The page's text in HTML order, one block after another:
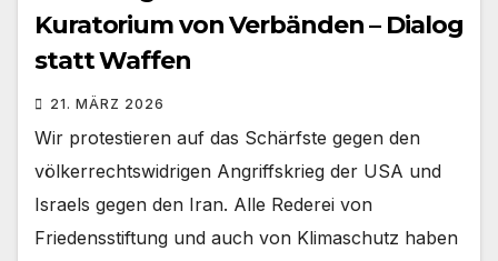
Kuratorium von Verbänden – Dialog
statt Waffen
21. MÄRZ 2026
Wir protestieren auf das Schärfste gegen den
völkerrechtswidrigen Angriffskrieg der USA und
Israels gegen den Iran. Alle Rederei von
Friedensstiftung und auch von Klimaschutz haben